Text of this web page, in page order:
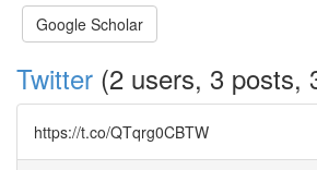
Google Scholar
Twitter (2 users, 3 posts,
https://t.co/QTqrg0CBTW